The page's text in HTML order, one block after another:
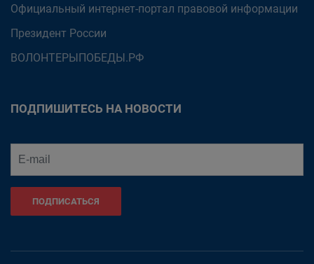
Официальный интернет-портал правовой информации
Президент России
ВОЛОНТЕРЫПОБЕДЫ.РФ
ПОДПИШИТЕСЬ НА НОВОСТИ
ПОДПИСАТЬСЯ